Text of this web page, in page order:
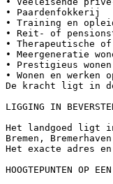
• Paardenfokkerij
• Training en
• Reit- of
• Therapeutische
• Meergeneratie
• Prestigieus
• Wonen en
De kracht ligt in de
LIGGING IN
Het landgoed ligt
Bremen,
Het exacte adres
HOOGTEPUNTEN OP